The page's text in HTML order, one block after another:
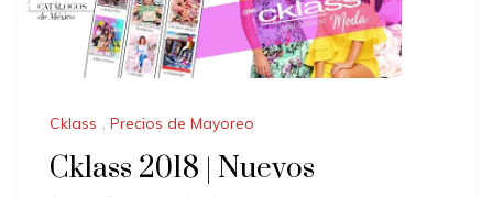
Cklass , Precios de Mayoreo
Cklass 2018 | Nuevos